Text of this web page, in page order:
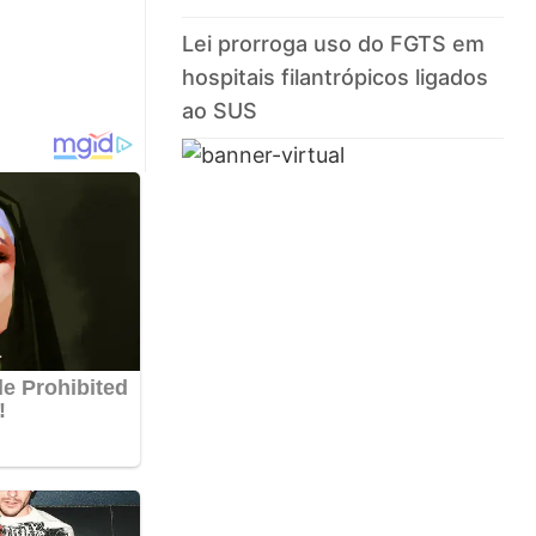
Lei prorroga uso do FGTS em
hospitais filantrópicos ligados
ao SUS